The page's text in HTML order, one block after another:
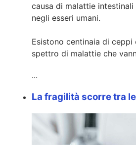
causa di malattie
negli esseri umani.
Esistono centinaia di ceppi
spettro di malattie che
...
La fragilità scorre tra